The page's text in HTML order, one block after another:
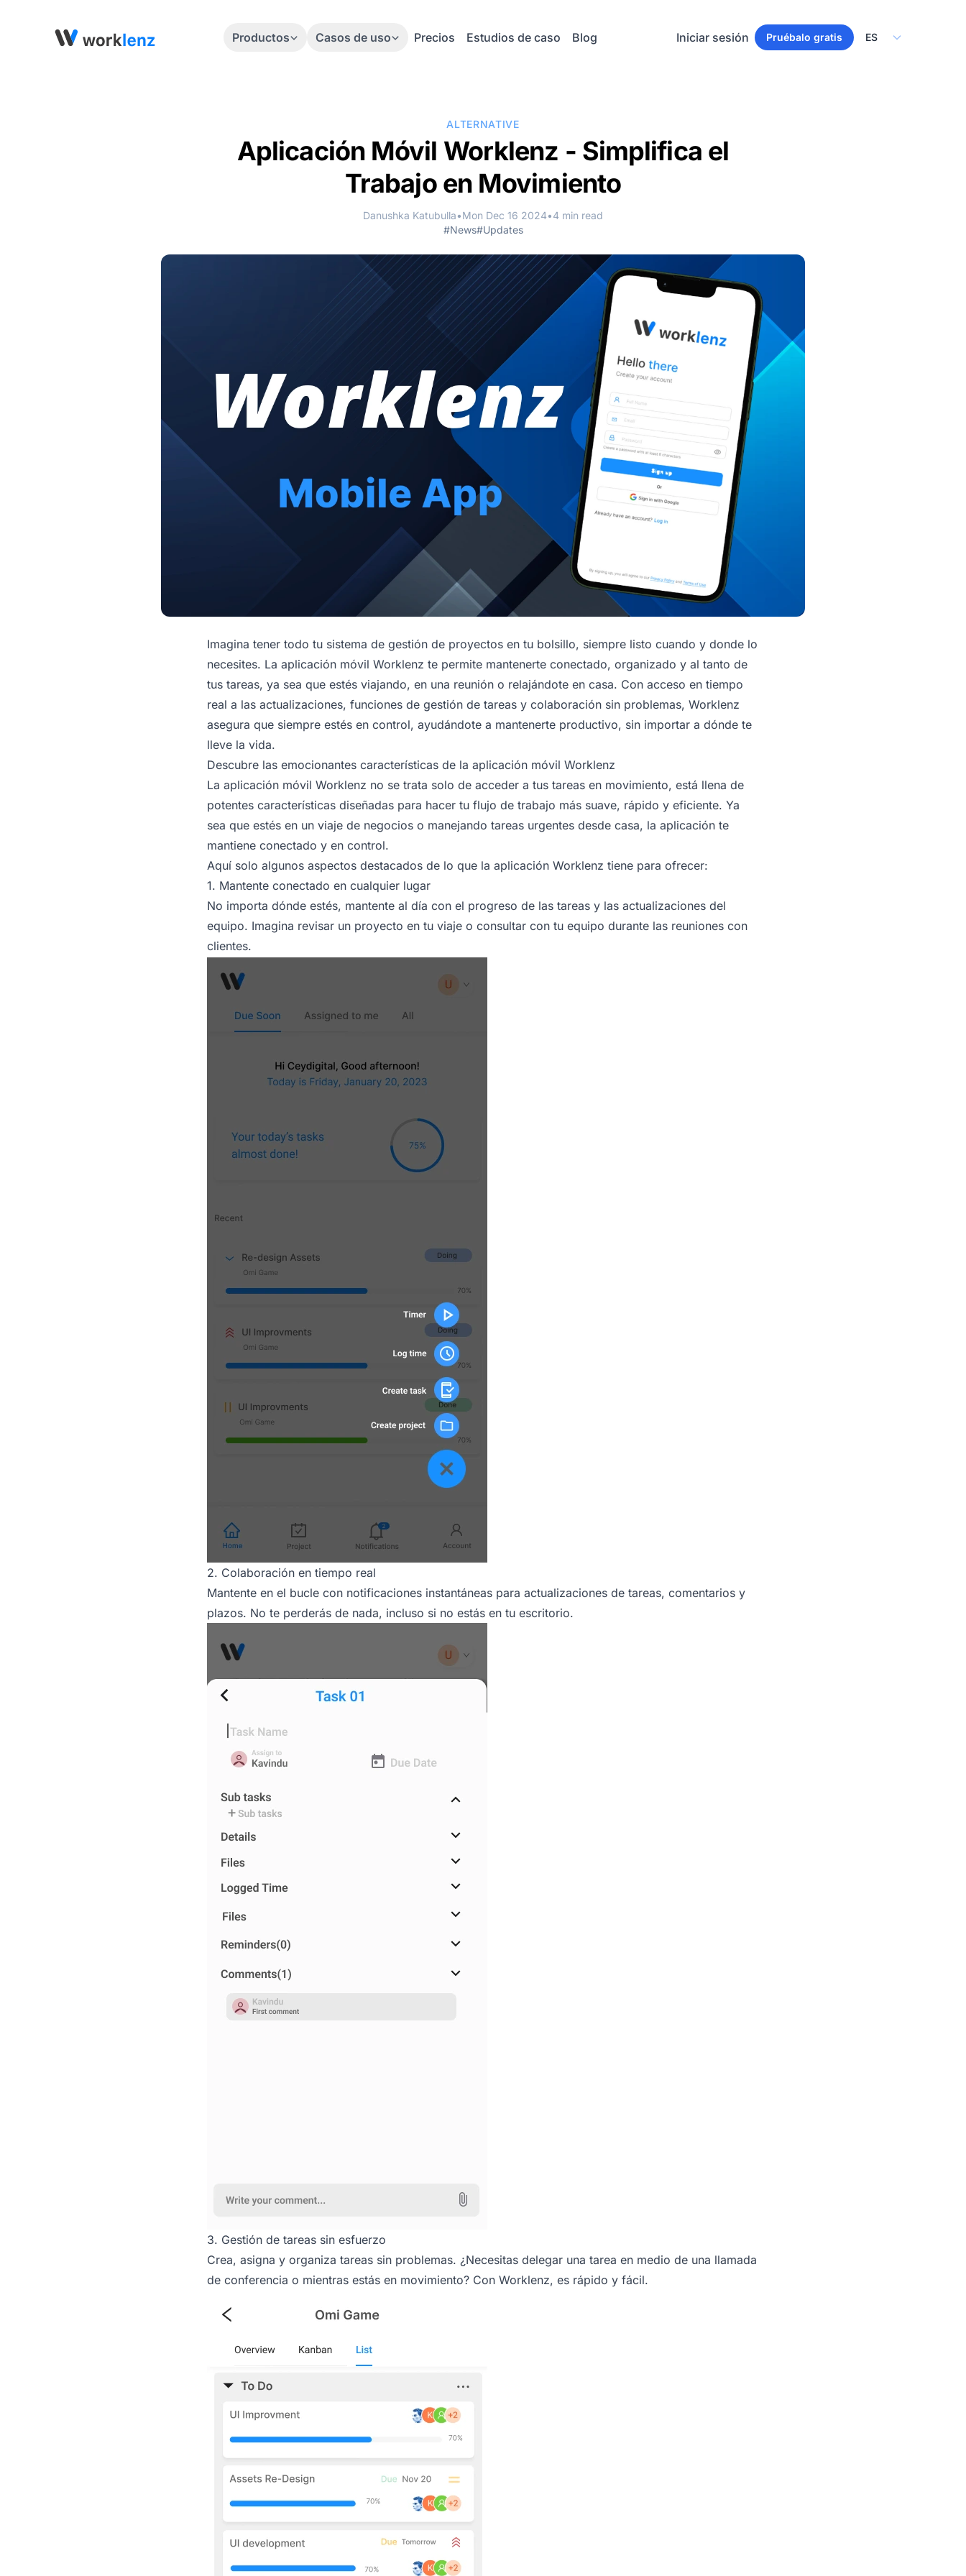
Productos Casos de uso Precios Estudios de caso Blog Iniciar sesión Pruébalo gratis Select Language
ALTERNATIVE
Aplicación Móvil Worklenz - Simplifica el
Trabajo en Movimiento
Danushka Katubulla•Mon Dec 16 2024•4 min read
#News#Updates
Imagina tener todo tu sistema de gestión de proyectos en tu bolsillo, siempre listo cuando y donde lo
necesites. La aplicación móvil Worklenz te permite mantenerte conectado, organizado y al tanto de
tus tareas, ya sea que estés viajando, en una reunión o relajándote en casa. Con acceso en tiempo
real a las actualizaciones, funciones de gestión de tareas y colaboración sin problemas, Worklenz
asegura que siempre estés en control, ayudándote a mantenerte productivo, sin importar a dónde te
lleve la vida.
Descubre las emocionantes características de la aplicación móvil Worklenz
La aplicación móvil Worklenz no se trata solo de acceder a tus tareas en movimiento, está llena de
potentes características diseñadas para hacer tu flujo de trabajo más suave, rápido y eficiente. Ya
sea que estés en un viaje de negocios o manejando tareas urgentes desde casa, la aplicación te
mantiene conectado y en control.
Aquí solo algunos aspectos destacados de lo que la aplicación Worklenz tiene para ofrecer:
1. Mantente conectado en cualquier lugar
No importa dónde estés, mantente al día con el progreso de las tareas y las actualizaciones del
equipo. Imagina revisar un proyecto en tu viaje o consultar con tu equipo durante las reuniones con
clientes.
2. Colaboración en tiempo real
Mantente en el bucle con notificaciones instantáneas para actualizaciones de tareas, comentarios y
plazos. No te perderás de nada, incluso si no estás en tu escritorio.
3. Gestión de tareas sin esfuerzo
Crea, asigna y organiza tareas sin problemas. ¿Necesitas delegar una tarea en medio de una llamada
de conferencia o mientras estás en movimiento? Con Worklenz, es rápido y fácil.